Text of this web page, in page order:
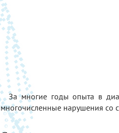
За многие годы опыта в
многочисленные нарушения со